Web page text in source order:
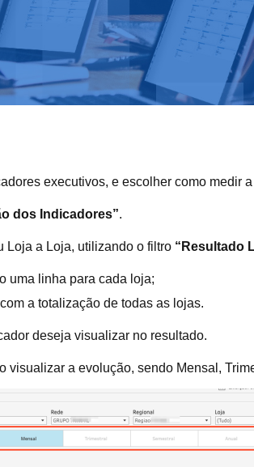
executivos, e escolher como medir
dos Indicadores”.
Loja a Loja, utilizando o filtro “Resultado
uma linha para cada loja;
a totalização de todas as lojas.
deseja visualizar no resultado.
visualizar a evolução, sendo Mensal,